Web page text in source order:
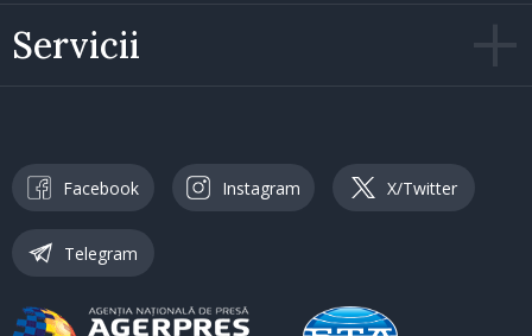
Servicii
Facebook Instagram X/Twitter
Telegram